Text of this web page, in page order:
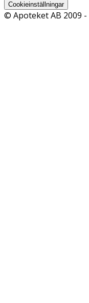
Cookieinställningar
© Apoteket AB 2009 -